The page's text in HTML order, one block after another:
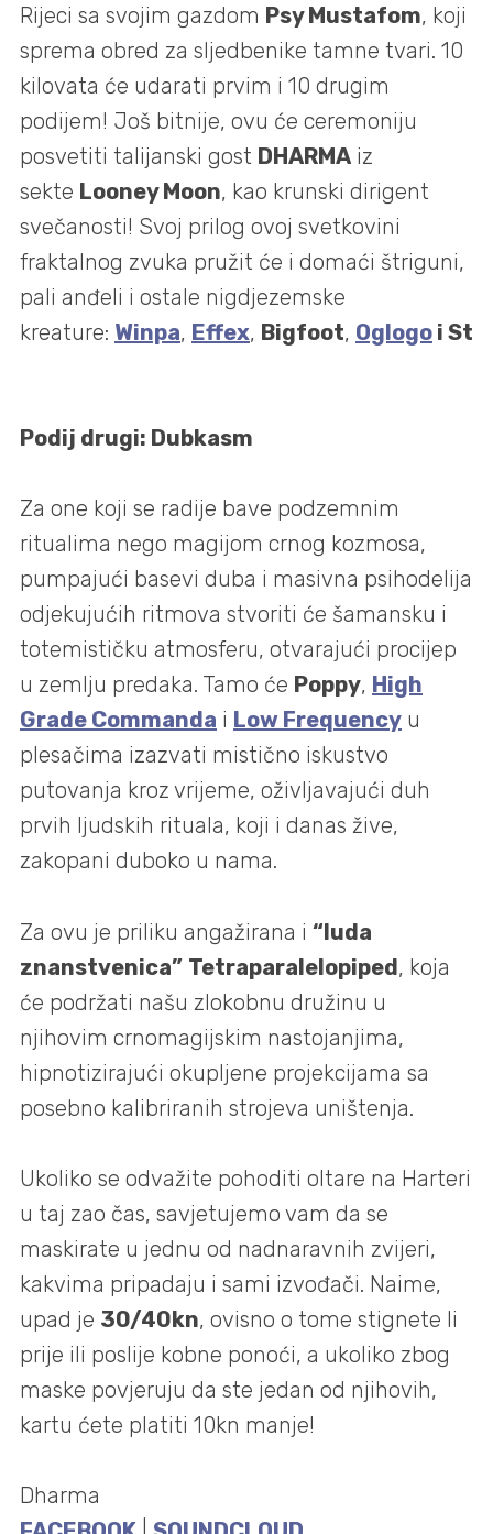
Rijeci sa svojim gazdom Psy Mustafom, koji
sprema obred za sljedbenike tamne tvari. 10
kilovata će udarati prvim i 10 drugim
podijem! Još bitnije, ovu će ceremoniju
posvetiti talijanski gost DHARMA iz
sekte Looney Moon, kao krunski dirigent
svečanosti! Svoj prilog ovoj svetkovini
fraktalnog zvuka pružit će i domaći štriguni,
pali anđeli i ostale nigdjezemske
kreature: Winpa, Effex, Bigfoot, Oglogo i
Podij drugi: Dubkasm
Za one koji se radije bave podzemnim
ritualima nego magijom crnog kozmosa,
pumpajući basevi duba i masivna psihodelija
odjekujućih ritmova stvoriti će šamansku i
totemističku atmosferu, otvarajući procijep
u zemlju predaka. Tamo će Poppy, High
Grade Commanda i Low Frequency u
plesačima izazvati mistično iskustvo
putovanja kroz vrijeme, oživljavajući duh
prvih ljudskih rituala, koji i danas žive,
zakopani duboko u nama.
Za ovu je priliku angažirana i “luda
znanstvenica” Tetraparalelopiped, koja
će podržati našu zlokobnu družinu u
njihovim crnomagijskim nastojanjima,
hipnotizirajući okupljene projekcijama sa
posebno kalibriranih strojeva uništenja.
Ukoliko se odvažite pohoditi oltare na Harteri
u taj zao čas, savjetujemo vam da se
maskirate u jednu od nadnaravnih zvijeri,
kakvima pripadaju i sami izvođači. Naime,
upad je 30/40kn, ovisno o tome stignete li
prije ili poslije kobne ponoći, a ukoliko zbog
maske povjeruju da ste jedan od njihovih,
kartu ćete platiti 10kn manje!
Dharma